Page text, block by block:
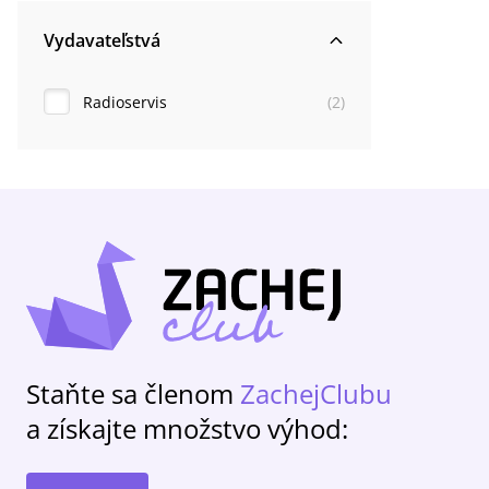
Vydavateľstvá
Radioservis (2)
Staňte sa členom ZachejClubu
a získajte množstvo výhod: